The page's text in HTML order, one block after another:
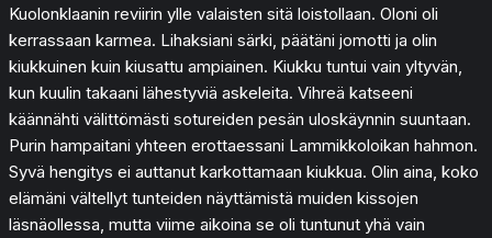
Kuolonklaanin reviirin ylle valaisten sitä loistollaan. Oloni oli
kerrassaan karmea. Lihaksiani särki, päätäni jomotti ja olin
kiukkuinen kuin kiusattu ampiainen. Kiukku tuntui vain yltyvän,
kun kuulin takaani lähestyviä askeleita. Vihreä katseeni
käännähti välittömästi sotureiden pesän uloskäynnin suuntaan.
Purin hampaitani yhteen erottaessani Lammikkoloikan hahmon.
Syvä hengitys ei auttanut karkottamaan kiukkua. Olin aina, koko
elämäni vältellyt tunteiden näyttämistä muiden kissojen
läsnäollessa, mutta viime aikoina se oli tuntunut yhä vain